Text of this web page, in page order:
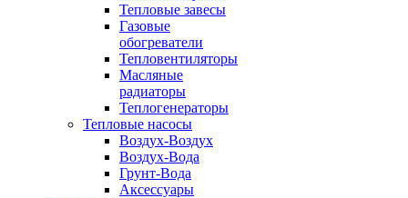
Тепловые завесы
Газовые
обогреватели
Тепловентиляторы
Масляные
радиаторы
Теплогенераторы
Тепловые насосы
Воздух-Воздух
Воздух-Вода
Грунт-Вода
Аксессуары